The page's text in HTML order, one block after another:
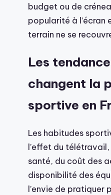
budget ou de
popularité à l’écran
terrain ne se
Les
changent la
sportive en
Les habitudes
l’effet du
santé, du coût des
disponibilité des
l’envie de pratiquer